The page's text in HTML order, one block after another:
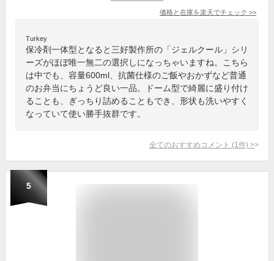
価格と在庫を楽天でチェック >>
Turkey
保冷剤一体型となると三好製作所の「ジェルクール」シリ
ーズがほぼ唯一無二の選択しになっちゃいますね。こちら
は中でも、容量600ml、抗菌仕様のご飯やおかずなど普通
のお弁当にちょうど良い一品。ドーム型で綺麗に盛り付け
ることも、ぎっちり詰めることもでき、形状も洗いやすく
なっていて使い勝手抜群です。
全てのおすすめコメント (1 件) >
5